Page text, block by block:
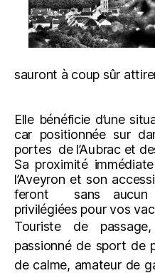
sauront à coup sûr
Elle bénéficie d’une
car positionnée sur
portes de l’Aubrac et
Sa proximité
l’Aveyron et son
feront sans aucun
privilégiées pour vos
Touriste de
passionné de sport de
de calme, amateur de